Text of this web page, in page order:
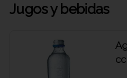
Jugos y bebidas
cc